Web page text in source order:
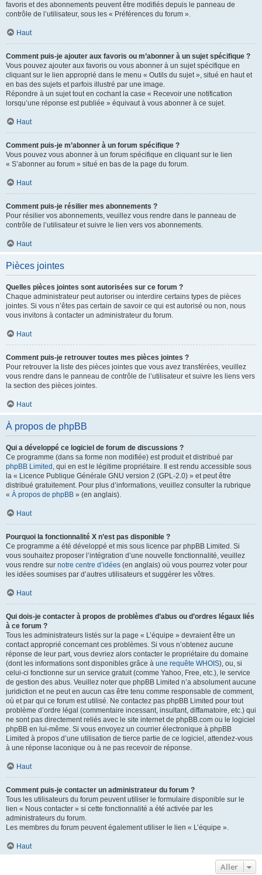
favoris et des abonnements peuvent être modifiés depuis le panneau de
contrôle de l’utilisateur, sous les « Préférences du forum ».
Haut
Comment puis-je ajouter aux favoris ou m’abonner à un sujet spécifique ?
Vous pouvez ajouter aux favoris ou vous abonner à un sujet spécifique en
cliquant sur le lien approprié dans le menu « Outils du sujet », situé en haut et
en bas des sujets et parfois illustré par une image.
Répondre à un sujet tout en cochant la case « Recevoir une notification
lorsqu’une réponse est publiée » équivaut à vous abonner à ce sujet.
Haut
Comment puis-je m’abonner à un forum spécifique ?
Vous pouvez vous abonner à un forum spécifique en cliquant sur le lien
« S’abonner au forum » situé en bas de la page du forum.
Haut
Comment puis-je résilier mes abonnements ?
Pour résilier vos abonnements, veuillez vous rendre dans le panneau de
contrôle de l’utilisateur et suivre le lien vers vos abonnements.
Haut
Pièces jointes
Quelles pièces jointes sont autorisées sur ce forum ?
Chaque administrateur peut autoriser ou interdire certains types de pièces
jointes. Si vous n’êtes pas certain de savoir ce qui est autorisé ou non, nous
vous invitons à contacter un administrateur du forum.
Haut
Comment puis-je retrouver toutes mes pièces jointes ?
Pour retrouver la liste des pièces jointes que vous avez transférées, veuillez
vous rendre dans le panneau de contrôle de l’utilisateur et suivre les liens vers
la section des pièces jointes.
Haut
À propos de phpBB
Qui a développé ce logiciel de forum de discussions ?
Ce programme (dans sa forme non modifiée) est produit et distribué par
phpBB Limited , qui en est le légitime propriétaire. Il est rendu accessible sous
la « Licence Publique Générale GNU version 2 (GPL-2.0) » et peut être
distribué gratuitement. Pour plus d’informations, veuillez consulter la rubrique
« À propos de phpBB » (en anglais).
Haut
Pourquoi la fonctionnalité X n’est pas disponible ?
Ce programme a été développé et mis sous licence par phpBB Limited. Si
vous souhaitez proposer l’intégration d’une nouvelle fonctionnalité, veuillez
vous rendre sur notre centre d’idées (en anglais) où vous pourrez voter pour
les idées soumises par d’autres utilisateurs et suggérer les vôtres.
Haut
Qui dois-je contacter à propos de problèmes d’abus ou d’ordres légaux liés
à ce forum ?
Tous les administrateurs listés sur la page « L’équipe » devraient être un
contact approprié concernant ces problèmes. Si vous n’obtenez aucune
réponse de leur part, vous devriez alors contacter le propriétaire du domaine
(dont les informations sont disponibles grâce à une requête WHOIS), ou, si
celui-ci fonctionne sur un service gratuit (comme Yahoo, Free, etc.), le service
de gestion des abus. Veuillez noter que phpBB Limited n’a absolument aucune
juridiction et ne peut en aucun cas être tenu comme responsable de comment,
où et par qui ce forum est utilisé. Ne contactez pas phpBB Limited pour tout
problème d’ordre légal (commentaire incessant, insultant, diffamatoire, etc.) qui
ne sont pas directement reliés avec le site internet de phpBB.com ou le logiciel
phpBB en lui-même. Si vous envoyez un courrier électronique à phpBB
Limited à propos d’une utilisation de tierce partie de ce logiciel, attendez-vous
à une réponse laconique ou à ne pas recevoir de réponse.
Haut
Comment puis-je contacter un administrateur du forum ?
Tous les utilisateurs du forum peuvent utiliser le formulaire disponible sur le
lien « Nous contacter » si cette fonctionnalité a été activée par les
administrateurs du forum.
Les membres du forum peuvent également utiliser le lien « L’équipe ».
Haut
Aller